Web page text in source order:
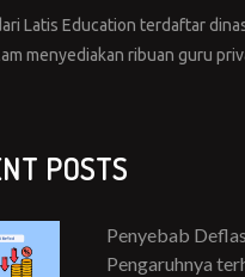
Latis Education terdaftar
menyediakan ribuan guru
POSTS
Penyebab
Pengaruhnya